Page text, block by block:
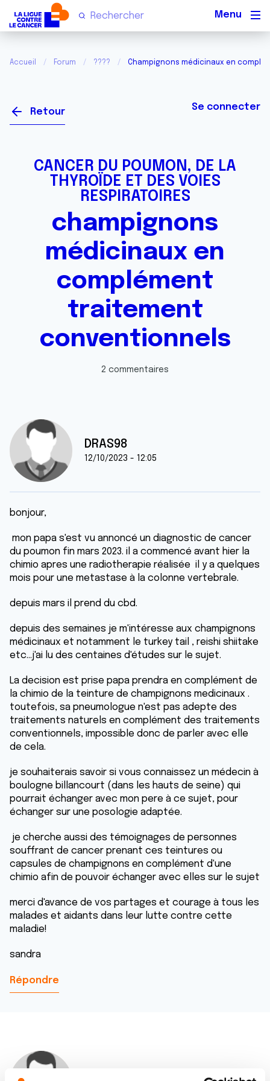
Accueil Forum ???? Champignons médicinaux en
Retour Se connecter
CANCER DU POUMON, DE LA
THYROÏDE ET DES VOIES
RESPIRATOIRES
champignons
médicinaux en
complément
traitement
conventionnels
2 commentaires
DRAS98
12/10/2023 - 12:05
bonjour,
mon papa s'est vu annoncé un diagnostic de cancer
du poumon fin mars 2023. il a commencé avant hier la
chimio apres une radiotherapie réalisée il y a quelques
mois pour une metastase à la colonne vertebrale.
depuis mars il prend du cbd.
depuis des semaines je m'intéresse aux champignons
médicinaux et notamment le turkey tail , reishi shiitake
etc...j'ai lu des centaines d'études sur le sujet.
La decision est prise papa prendra en complément de
la chimio de la teinture de champignons medicinaux .
toutefois, sa pneumologue n'est pas adepte des
traitements naturels en complément des traitements
conventionnels, impossible donc de parler avec elle
de cela.
je souhaiterais savoir si vous connaissez un médecin à
boulogne billancourt (dans les hauts de seine) qui
pourrait échanger avec mon pere à ce sujet, pour
échanger sur une posologie adaptée.
je cherche aussi des témoignages de personnes
souffrant de cancer prenant ces teintures ou
capsules de champignons en complément d'une
chimio afin de pouvoir échanger avec elles sur le sujet
merci d'avance de vos partages et courage à tous les
malades et aidants dans leur lutte contre cette
maladie!
sandra
Répondre